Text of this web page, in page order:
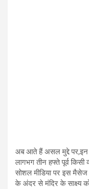
अब आते हैं असल मुद्दे पर,इन
लागभग तीन हफ्ते पूर्व किसी
सोशल मीडिया पर इस
के अंदर से मंदिर के साक्ष्य को